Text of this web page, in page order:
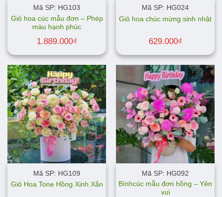
Mã SP: HG103
Giỏ hoa cúc mẫu đơn – Phép
màu hạnh phúc
1.889.000₫
Mã SP: HG024
Giỏ hoa chúc mừng sinh nhật
629.000₫
Mã SP: HG109
Giỏ Hoa Tone Hồng Xinh Xắn
Mã SP: HG092
Bìnhcúc mẫu đơn hồng – Yên
vui